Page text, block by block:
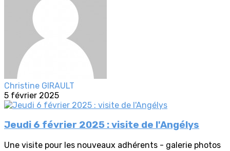
Christine GIRAULT
5 février 2025
Jeudi 6 février 2025 : visite de l'Angélys
Une visite pour les nouveaux adhérents - galerie photos